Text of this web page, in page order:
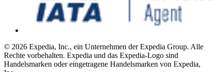
© 2026 Expedia, Inc., ein Unternehmen der Expedia Group. Alle
Rechte vorbehalten. Expedia und das Expedia-Logo sind
Handelsmarken oder eingetragene Handelsmarken von Expedia,